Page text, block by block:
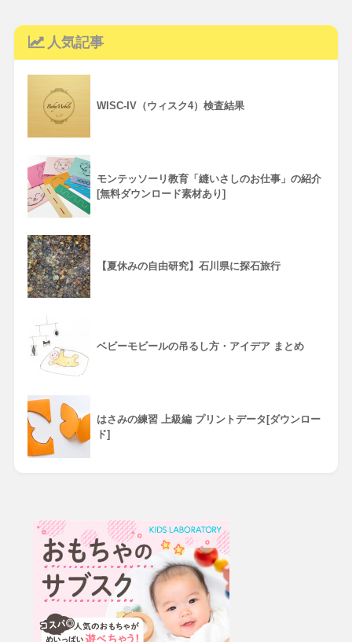
人気記事
WISC-IV（ウィスク4）検査結果
モンテッソーリ教育「縫いさしのお仕事」の紹介
[無料ダウンロード素材あり]
【夏休みの自由研究】石川県に探石旅行
ベビーモビールの吊るし方・アイデア まとめ
はさみの練習 上級編 プリントデータ[ダウンロー
ド]